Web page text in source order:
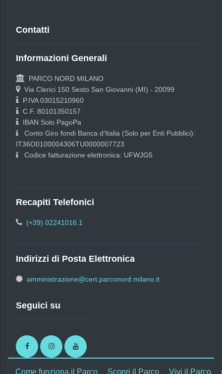
Contatti
Informazioni Generali
PARCO NORD MILANO
Via Clerici 150 Sesto San Giovanni (MI) - 20099
P.IVA 03015210960
C.F. 80101350157
IBAN Solo PagoPa
Conto Giro fondi Banca d'Italia (Solo per Enti Pubblici):
IT36O0100004306TU0000007723
Codice fatturazione elettronica: UFWJG5
Recapiti Telefonici
(+39) 02241016.1
Indirizzi di Posta Elettronica
amministrazione@cert.parconord.milano.it
Seguici su
FacebookInstagramYoutube
Come funziona il Parco Scopri il Parco Vivi il Parco